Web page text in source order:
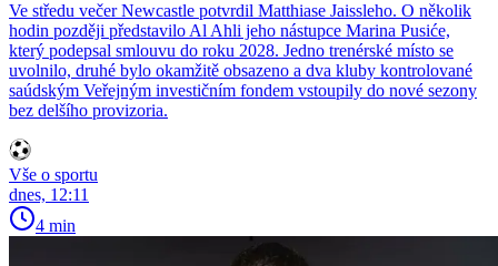
Ve středu večer Newcastle potvrdil Matthiase Jaissleho. O několik
hodin později představilo Al Ahli jeho nástupce Marina Pusiće,
který podepsal smlouvu do roku 2028. Jedno trenérské místo se
uvolnilo, druhé bylo okamžitě obsazeno a dva kluby kontrolované
saúdským Veřejným investičním fondem vstoupily do nové sezony
bez delšího provizoria.
Vše o sportu
dnes, 12:11
4 min